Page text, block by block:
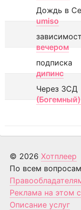
Дождь в
umiso
вечером
подписка
дипинс
Через ЗСД
© 2026 Хотплеер
По всем
Реклама на этом
Описание услуг